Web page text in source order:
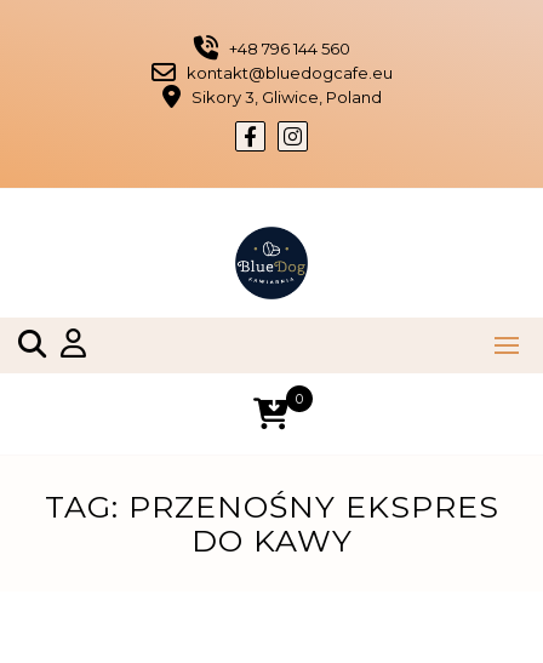
+48 796 144 560
kontakt@bluedogcafe.eu
Sikory 3, Gliwice, Poland
0
TAG: PRZENOŚNY EKSPRES
DO KAWY